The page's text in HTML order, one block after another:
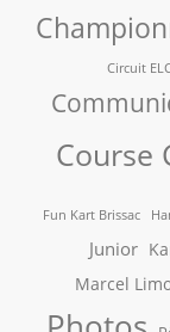
Circuit
Course
Fun Kart Brissac
Junior
Marcel